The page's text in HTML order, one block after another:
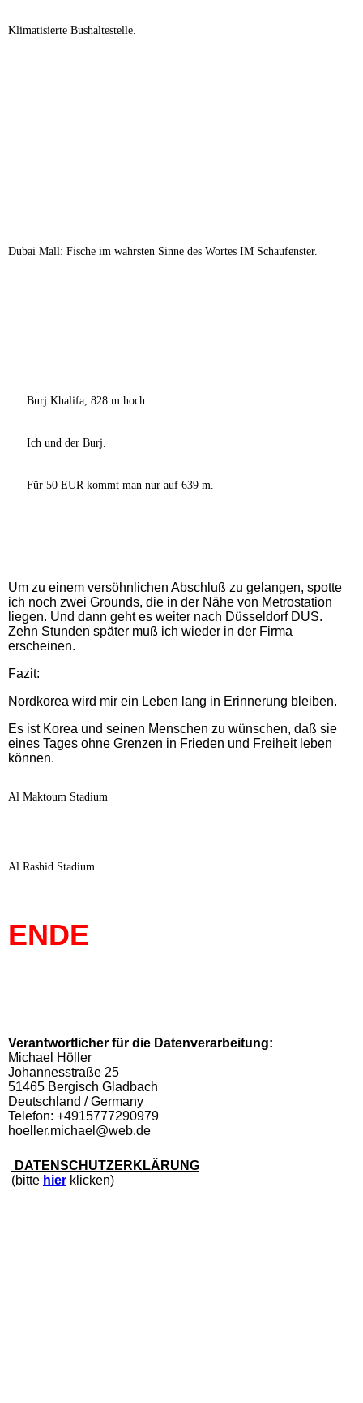
Klimatisierte Bushaltestelle.
Dubai Mall: Fische im wahrsten Sinne des Wortes IM Schaufenster.
Burj Khalifa, 828 m hoch
Ich und der Burj.
Für 50 EUR kommt man nur auf 639 m.
Um zu einem versöhnlichen Abschluß zu gelangen, spotte
ich noch zwei Grounds, die in der Nähe von Metrostation
liegen. Und dann geht es weiter nach Düsseldorf DUS.
Zehn Stunden später muß ich wieder in der Firma
erscheinen.
Fazit:
Nordkorea wird mir ein Leben lang in Erinnerung bleiben.
Es ist Korea und seinen Menschen zu wünschen, daß sie
eines Tages ohne Grenzen in Frieden und Freiheit leben
können.
Al Maktoum Stadium
Al Rashid Stadium
ENDE
Verantwortlicher für die Datenverarbeitung:
Michael Höller
Johannesstraße 25
51465 Bergisch Gladbach
Deutschland / Germany
Telefon: +4915777290979
hoeller.michael@web.de
DATENSCHUTZERKLÄRUNG
(bitte hier klicken)